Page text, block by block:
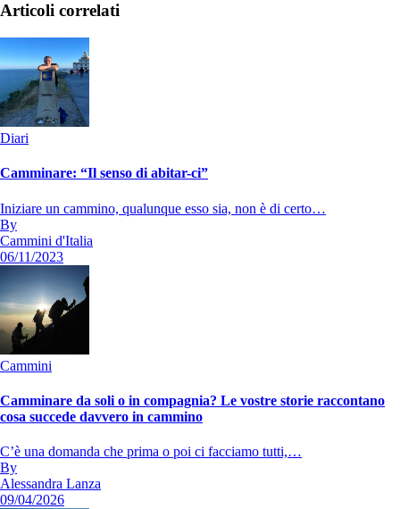
Articoli correlati
Diari
Camminare: “Il senso di abitar-ci”
Iniziare un cammino, qualunque esso sia, non è di certo…
By
Cammini d'Italia
06/11/2023
Cammini
Camminare da soli o in compagnia? Le vostre storie raccontano
cosa succede davvero in cammino
C’è una domanda che prima o poi ci facciamo tutti,…
By
Alessandra Lanza
09/04/2026